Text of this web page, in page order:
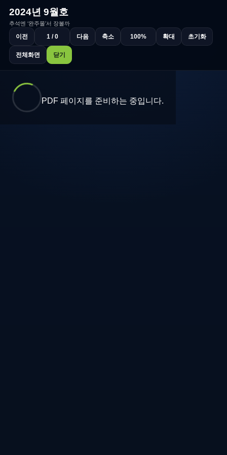
2024년 9월호
추석엔 ‘완주몰’서 장볼까
이전 1 / 0 다음 축소 100% 확대 초기화
전체화면 닫기
PDF 페이지를 준비하는 중입니다.